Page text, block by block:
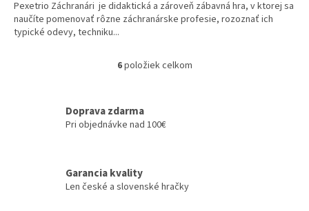
Pexetrio Záchranári je didaktická a zároveň zábavná hra, v ktorej sa
naučíte pomenovať rôzne záchranárske profesie, rozoznať ich
typické odevy, techniku...
O
d
p
6položiek celkom
Doprava zdarma
Pri objednávke nad 100€
Garancia kvality
Len české a slovenské hračky